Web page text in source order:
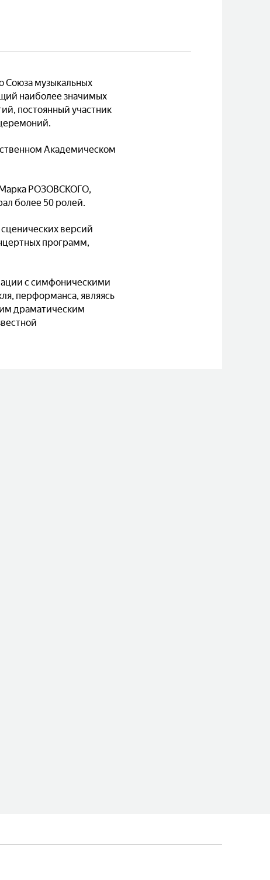
Союза музыкальных
наиболее значимых
постоянный участник
Академическом
Марка РОЗОВСКОГО,
более 50 ролей.
версий
программ,
с симфоническими
перформанса, являясь
драматическим